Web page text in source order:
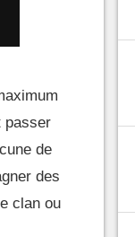
passer
de
des
clan ou